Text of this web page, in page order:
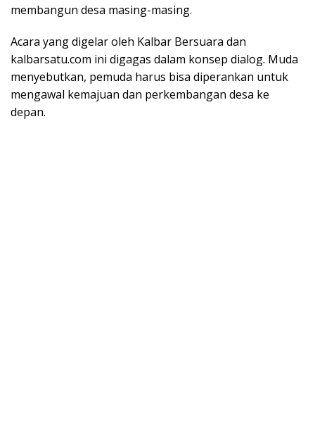
membangun desa masing-masing.
Acara yang digelar oleh Kalbar Bersuara dan
kalbarsatu.com ini digagas dalam konsep dialog. Muda
menyebutkan, pemuda harus bisa diperankan untuk
mengawal kemajuan dan perkembangan desa ke
depan.